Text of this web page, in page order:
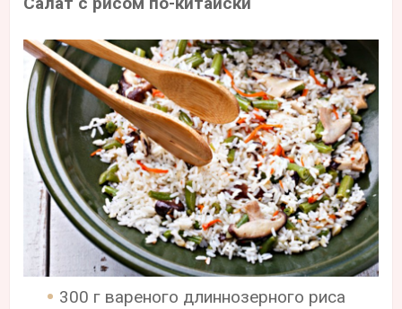
300 г вареного длиннозерного риса